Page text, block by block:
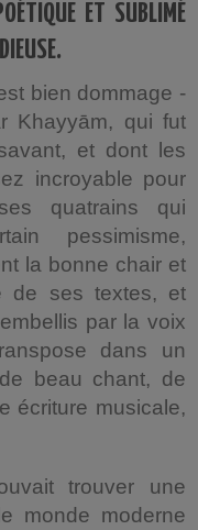
ET SUBLIMÉ
bien dommage -
Khayyām, qui fut
et dont les
incroyable pour
quatrains qui
pessimisme,
la bonne chair et
de ses textes, et
par la voix
dans un
beau chant, de
écriture musicale,
trouver une
monde moderne